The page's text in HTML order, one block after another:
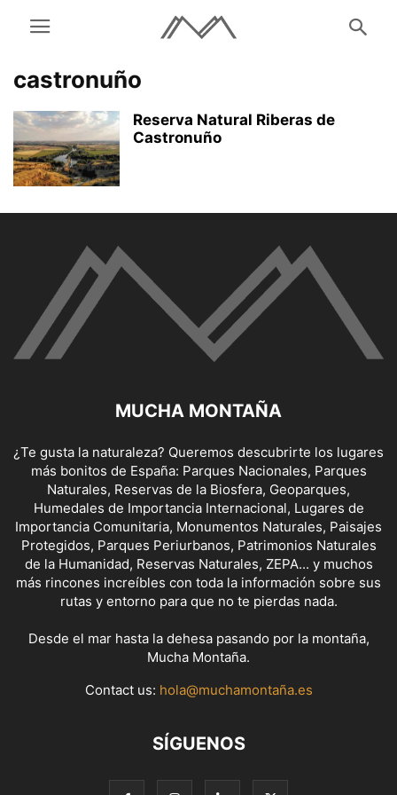
castronuño
Reserva Natural Riberas de
Castronuño
MUCHA MONTAÑA
¿Te gusta la naturaleza? Queremos descubrirte los lugares
más bonitos de España: Parques Nacionales, Parques
Naturales, Reservas de la Biosfera, Geoparques,
Humedales de Importancia Internacional, Lugares de
Importancia Comunitaria, Monumentos Naturales, Paisajes
Protegidos, Parques Periurbanos, Patrimonios Naturales
de la Humanidad, Reservas Naturales, ZEPA... y muchos
más rincones increíbles con toda la información sobre sus
rutas y entorno para que no te pierdas nada.
Desde el mar hasta la dehesa pasando por la montaña,
Mucha Montaña.
Contact us: hola@muchamontaña.es
SÍGUENOS